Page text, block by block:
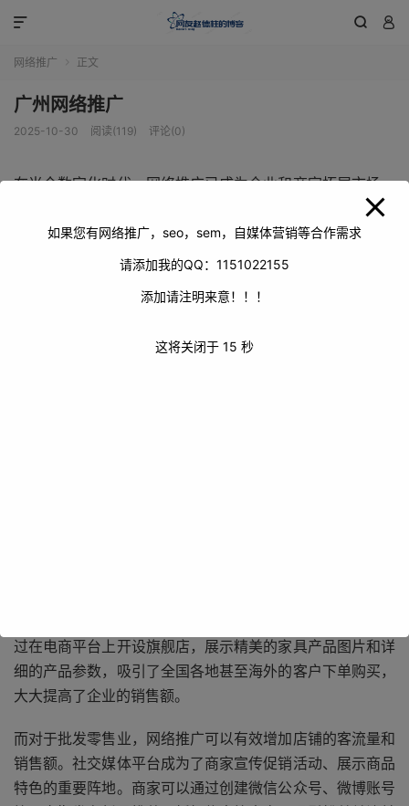
 

网络推广 正文
广州网络推广
2025-10-30 阅读(119) 评论(0)
在当今数字化时代，网络推广已成为企业和商家拓展市场、
提升知名度的重要手段。广州，作为中国南方的经济中心和
商业大都市，拥有着庞大的市场需求和活跃的商业氛围，网
络推广在这里更是有着广阔的发展空间和无限的潜力。
过在电商平台上开设旗舰店，展示精美的家具产品图片和详
细的产品参数，吸引了全国各地甚至海外的客户下单购买，
大大提高了企业的销售额。
而对于批发零售业，网络推广可以有效增加店铺的客流量和
销售额。社交媒体平台成为了商家宣传促销活动、展示商品
特色的重要阵地。商家可以通过创建微信公众号、微博账号
如果您有网络推广，seo，sem，自媒体营销等合作需求
请添加我的QQ：1151022155
添加请注明来意！！！
这将关闭于 15 秒